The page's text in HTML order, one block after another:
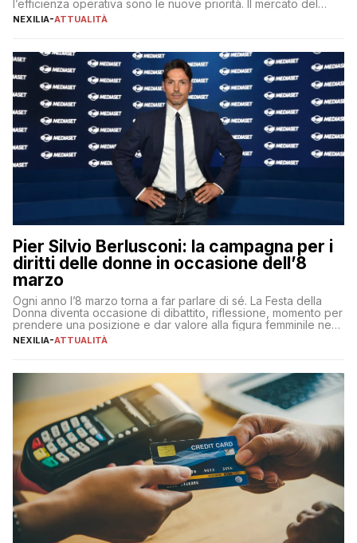
l’efficienza operativa sono le nuove priorità. Il mercato del
lavoro, d’altra parte, è sempre più competitivo con una lotta
NEXILIA-ATTUALITÀ
Pier Silvio Berlusconi: la campagna per i
diritti delle donne in occasione dell’8
marzo
Ogni anno l’8 marzo torna a far parlare di sé. La Festa della
Donna diventa occasione di dibattito, riflessione, momento per
prendere una posizione e dar valore alla figura femminile nella
sua complessità e crucialità. A lanciare un messaggio “forte e
NEXILIA-ATTUALITÀ